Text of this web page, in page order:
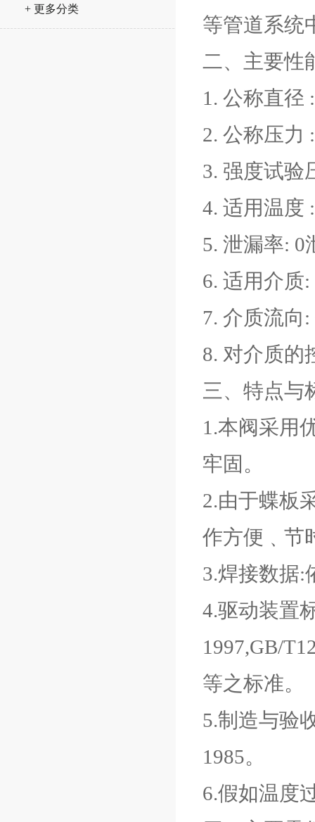
+ 更多分类
等管道系统
二、主要性
1. 公称直径
2. 公称压力
3. 强度试验
4. 适用温度
5. 泄漏率: 0
6. 适用介质
7. 介质流向
8. 对介质的
三、特点与
1.本阀采用
牢固。
2.由于蝶板
作方便﹑节
3.焊接数据:
4.驱动装置
1997,GB/
等之标准。
5.制造与验
1985。
6.假如温度